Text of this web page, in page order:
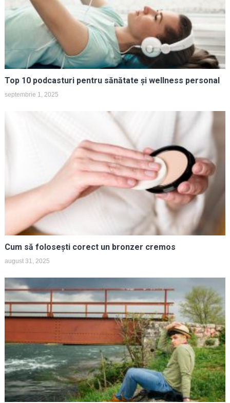
Top 10 podcasturi pentru sănătate și wellness personal
septembrie 1, 2025
Cum să folosești corect un bronzer cremos
august 31, 2025